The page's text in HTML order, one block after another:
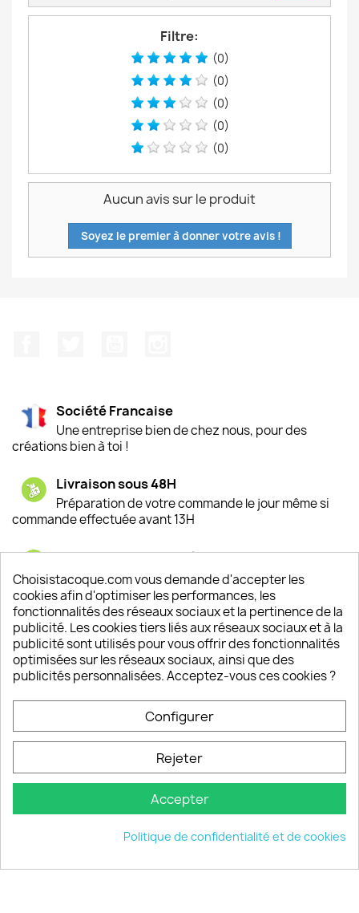
Filtre:
(0)
(0)
(0)
(0)
(0)
Aucun avis sur le produit
Soyez le premier à donner votre avis !
Société Francaise
Une entreprise bien de chez nous, pour des
créations bien à toi !
Livraison sous 48H
Préparation de votre commande le jour même si
commande effectuée avant 13H
Satisfaction de nos clients
Depuis 2009, entre 92% et 94% de nos clients
sont satisfaits de nos produits
Un SAV à votre écoute
Notre SAV est disponible 6/7J de 10h à 18H
keyboard_arrow_down
© 2026 - choisistacoque.com
Choisistacoque.com vous demande d'accepter les
cookies afin d'optimiser les performances, les
fonctionnalités des réseaux sociaux et la pertinence de la
publicité. Les cookies tiers liés aux réseaux sociaux et à la
publicité sont utilisés pour vous offrir des fonctionnalités
optimisées sur les réseaux sociaux, ainsi que des
publicités personnalisées. Acceptez-vous ces cookies ?
Configurer
Rejeter
Accepter
Politique de confidentialité et de cookies